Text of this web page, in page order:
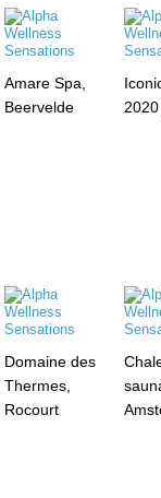
Amare Spa,
Beervelde
Domaine des
Thermes,
Rocourt